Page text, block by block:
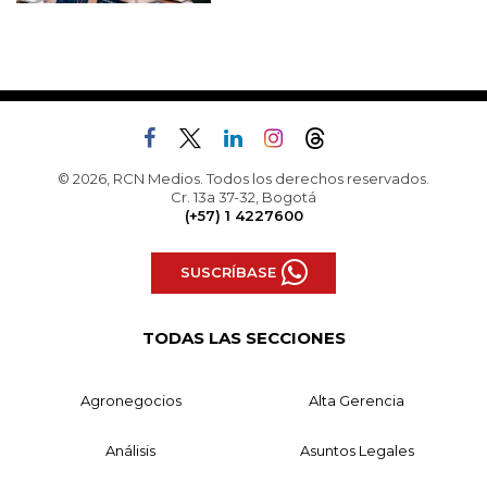
© 2026, RCN Medios. Todos los derechos reservados.
Cr. 13a 37-32, Bogotá
(+57) 1 4227600
SUSCRÍBASE
TODAS LAS SECCIONES
Agronegocios Alta Gerencia
Análisis Asuntos Legales